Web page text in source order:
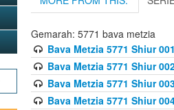
Gemarah: 5771 bava metzia
Bava Metzia 5771 Shiur
Bava Metzia 5771 Shiur
Bava Metzia 5771 Shiur
Bava Metzia 5771 Shiur